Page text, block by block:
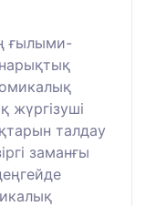
ғылыми-
талдау
заманғы